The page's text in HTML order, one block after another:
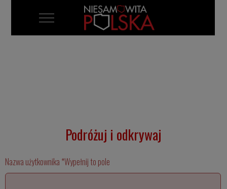
Mobile Menu Toggle
Podróżuj i odkrywaj
Nazwa użytkownika *Wypełnij to pole